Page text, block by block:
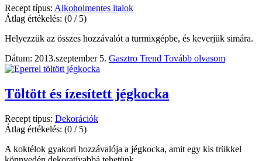
Recept típus: Alkoholmentes italok
Átlag értékelés: (0 / 5)
Helyezzük az összes hozzávalót a turmixgépbe, és keverjük simára.
Dátum: 2013.szeptember 5. Gasztro Trend Tovább olvasom
Töltött és ízesített jégkocka
Recept típus: Dekorációk
Átlag értékelés: (0 / 5)
A koktélok gyakori hozzávalója a jégkocka, amit egy kis trükkel